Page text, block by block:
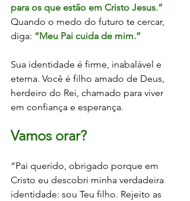
para os que estão em Cristo Jesus.”
Quando o medo do futuro te cercar,
diga: “Meu Pai cuida de mim.”
Sua identidade é firme, inabalável e
eterna. Você é filho amado de Deus,
herdeiro do Rei, chamado para viver
em confiança e esperança.
Vamos orar?
“Pai querido, obrigado porque em
Cristo eu descobri minha verdadeira
identidade: sou Teu filho. Rejeito as